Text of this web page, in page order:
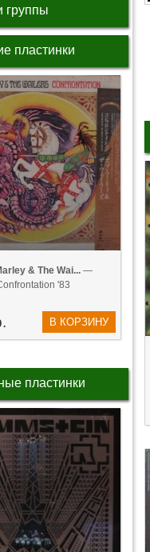
группы
пластинки
& The Wai... —
'83
В КОРЗИНУ
пластинки